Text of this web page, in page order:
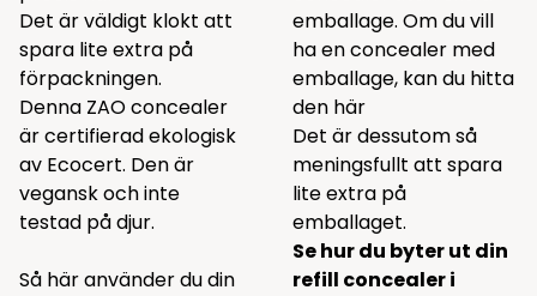
Det är väldigt klokt att
spara lite extra på
förpackningen.
Denna ZAO concealer
är certifierad ekologisk
av Ecocert. Den är
vegansk och inte
testad på djur.
Så här använder du din
emballage. Om du vill
ha en concealer med
emballage, kan du hitta
den här
Det är dessutom så
meningsfullt att spara
lite extra på
emballaget.
Se hur du byter ut din
refill concealer i